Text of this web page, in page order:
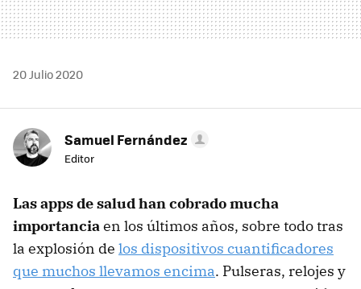
20 Julio 2020
Samuel Fernández
Editor
Las apps de salud han cobrado mucha
importanciaen los últimos años, sobre todo tras
la explosión de los dispositivos cuantificadores
que muchos llevamos encima. Pulseras, relojes y